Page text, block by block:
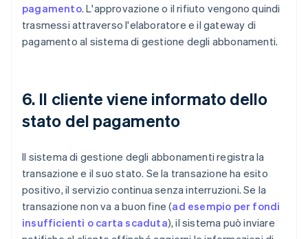
pagamento. L'approvazione o il rifiuto vengono quindi
trasmessi attraverso l'elaboratore e il gateway di
pagamento al sistema di gestione degli abbonamenti.
6. Il cliente viene informato dello
stato del pagamento
Il sistema di gestione degli abbonamenti registra la
transazione e il suo stato. Se la transazione ha esito
positivo, il servizio continua senza interruzioni. Se la
transazione non va a buon fine (ad esempio per fondi
insufficienti o carta scaduta), il sistema può inviare